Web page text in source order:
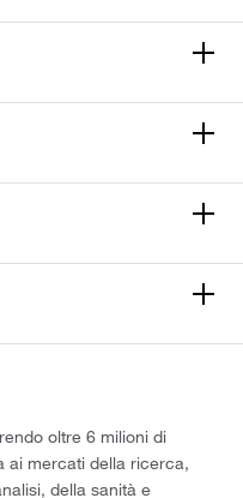
oltre 6 milioni di
ai mercati della ricerca,
della sanità e